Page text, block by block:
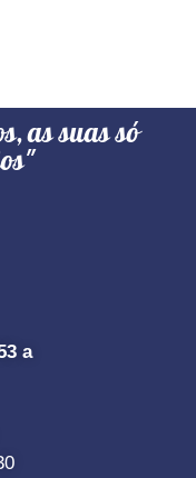
as suas só
a